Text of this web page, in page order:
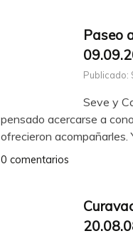
Paseo
Publicado:
Seve y
pensado acercarse a
ofrecieron acompañarles.
0 comentarios